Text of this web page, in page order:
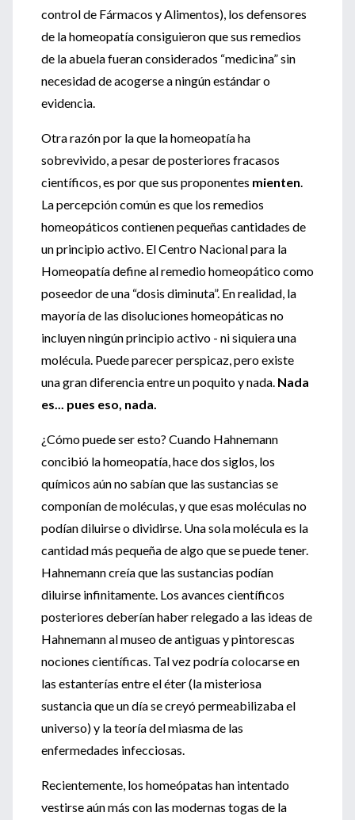
control de Fármacos y Alimentos), los defensores
de la homeopatía consiguieron que sus remedios
de la abuela fueran considerados “medicina” sin
necesidad de acogerse a ningún estándar o
evidencia.
Otra razón por la que la homeopatía ha
sobrevivido, a pesar de posteriores fracasos
científicos, es por que sus proponentes mienten.
La percepción común es que los remedios
homeopáticos contienen pequeñas cantidades de
un principio activo. El Centro Nacional para la
Homeopatía define al remedio homeopático como
poseedor de una “dosis diminuta”. En realidad, la
mayoría de las disoluciones homeopáticas no
incluyen ningún principio activo - ni siquiera una
molécula. Puede parecer perspicaz, pero existe
una gran diferencia entre un poquito y nada. Nada
es... pues eso, nada.
¿Cómo puede ser esto? Cuando Hahnemann
concibió la homeopatía, hace dos siglos, los
químicos aún no sabían que las sustancias se
componían de moléculas, y que esas moléculas no
podían diluirse o dividirse. Una sola molécula es la
cantidad más pequeña de algo que se puede tener.
Hahnemann creía que las sustancias podían
diluirse infinitamente. Los avances científicos
posteriores deberían haber relegado a las ideas de
Hahnemann al museo de antiguas y pintorescas
nociones científicas. Tal vez podría colocarse en
las estanterías entre el éter (la misteriosa
sustancia que un día se creyó permeabilizaba el
universo) y la teoría del miasma de las
enfermedades infecciosas.
Recientemente, los homeópatas han intentado
vestirse aún más con las modernas togas de la